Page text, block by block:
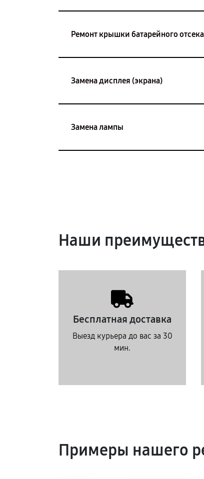
Ремонт крышки батарейного отсека
Замена дисплея (экрана)
Замена лампы
Наши
Бесплатная доставка
Выезд курьера до вас за 30
мин.
Примеры нашего